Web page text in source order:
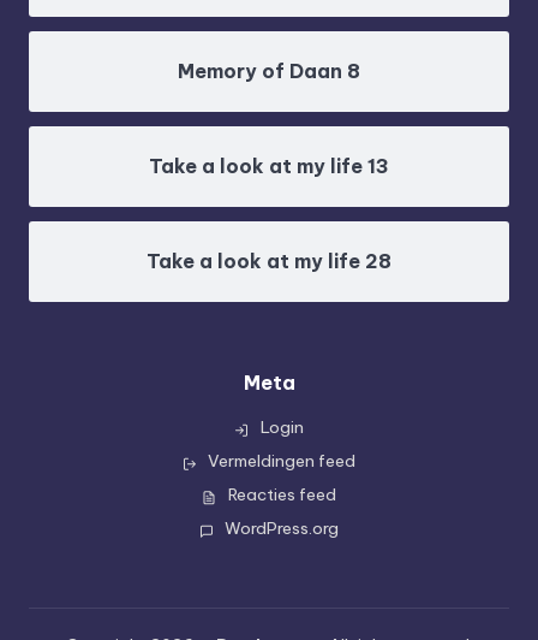
Memory of Daan 8
Take a look at my life 13
Take a look at my life 28
Meta
Login
Vermeldingen feed
Reacties feed
WordPress.org